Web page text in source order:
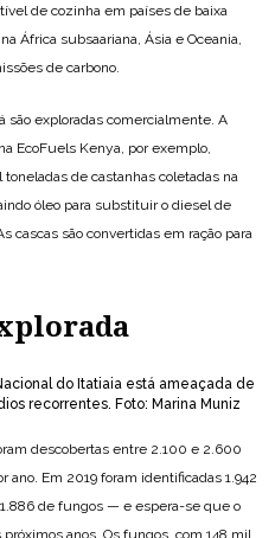
de cozinha em países de baixa
África subsaariana, Ásia e Oceania,
de carbono.
são exploradas comercialmente. A
EcoFuels Kenya, por exemplo,
de castanhas coletadas na
óleo para substituir o diesel de
cascas são convertidas em ração para
do Itatiaia está ameaçada de
recorrentes. Foto: Marina Muniz
descobertas entre 2.100 e 2.600
ano. Em 2019 foram identificadas 1.942
de fungos — e espera-se que o
anos. Os fungos, com 148 mil